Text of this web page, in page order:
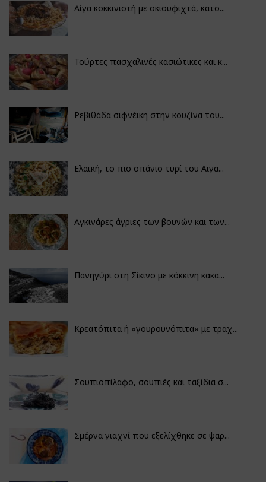
Αίγα κοκκινιστή με σκιουφιχτά, κατσ...
Τούρτες πασχαλινές κασιώτικες και κ...
Ρεβιθάδα σιφνέικη στην κουζίνα του...
Ελαϊκή, το πιο σπάνιο τυρί του Αιγα...
Αγκινάρες άγριες των βουνών και των...
Πανηγύρι στη Σίκινο με κόκκινη κακα...
Κρεατόπιτα ή «γουρουνόπιτα» με τραχ...
Σουπιοπίλαφο, σουπιές και ταξίδια σ...
Σμέρνα γιαχνί που εξελίχθηκε σε ψαρ...